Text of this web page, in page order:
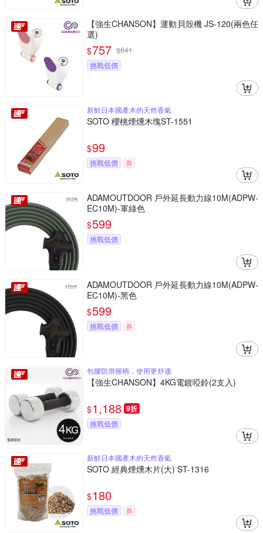
【強生CHANSON】運動貝殼機 JS-120(兩色任
選)
$757 $841
挑戰低價
新鮮日本國產木的天然香氣
SOTO 櫻桃煙燻木塊ST-1551
$99
挑戰低價 券
ADAMOUTDOOR 戶外延長動力線10M(ADPW-
EC10M)-軍綠色
$599
挑戰低價
ADAMOUTDOOR 戶外延長動力線10M(ADPW-
EC10M)-黑色
$599
挑戰低價 券
包膠防滑握柄，使用更舒適
【強生CHANSON】4KG電鍍啞鈴(2支入)
$1,188 9折
挑戰低價
新鮮日本國產木的天然香氣
SOTO 經典煙燻木片(大) ST-1316
$180
挑戰低價 券